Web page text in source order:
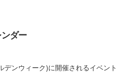
ダー
デンウィーク)に開催されるイベント